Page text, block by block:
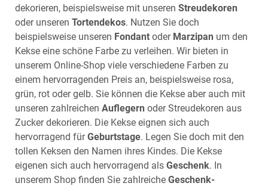
dekorieren, beispielsweise mit unseren Streudekoren
oder unseren Tortendekos. Nutzen Sie doch
beispielsweise unseren Fondant oder Marzipan um den
Kekse eine schöne Farbe zu verleihen. Wir bieten in
unserem Online-Shop viele verschiedene Farben zu
einem hervorragenden Preis an, beispielsweise rosa,
grün, rot oder gelb. Sie können die Kekse aber auch mit
unseren zahlreichen Auflegern oder Streudekoren aus
Zucker dekorieren. Die Kekse eignen sich auch
hervorragend fürGeburtstage. Legen Sie doch mit den
tollen Keksen den Namen ihres Kindes. Die Kekse
eigenen sich auch hervorragend als Geschenk. In
unserem Shop finden Sie zahlreiche Geschenk-